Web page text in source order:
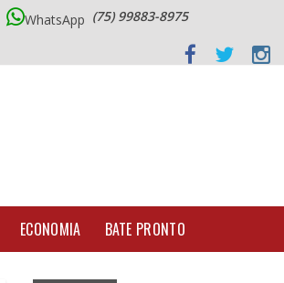
WhatsApp (75) 99883-8975
ECONOMIA BATE PRONTO